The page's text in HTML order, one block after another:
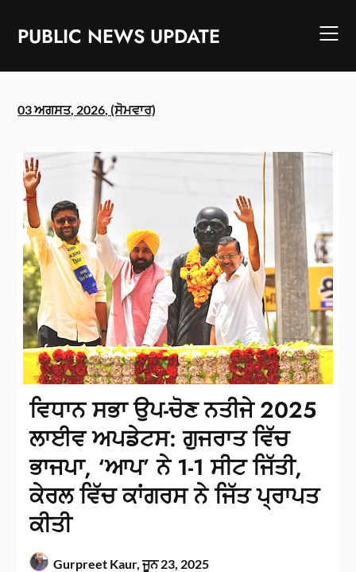
contentPUBLIC NEWS UPDATE
03 ਅਗਸਤ, 2026, (ਸੋਮਵਾਰ)
ਵਿਧਾਨ ਸਭਾ ਉਪ-ਚੋਣ ਨਤੀਜੇ 2025
ਲਾਈਵ ਅਪਡੇਟਸ: ਗੁਜਰਾਤ ਵਿੱਚ
ਭਾਜਪਾ, ‘ਆਪ’ ਨੇ 1-1 ਸੀਟ ਜਿੱਤੀ,
ਕੇਰਲ ਵਿੱਚ ਕਾਂਗਰਸ ਨੇ ਜਿੱਤ ਪ੍ਰਾਪਤ
ਕੀਤੀ
Gurpreet Kaur,ਜੂਨ 23, 2025